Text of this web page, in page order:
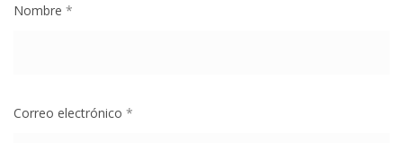
Nombre *
Correo electrónico *